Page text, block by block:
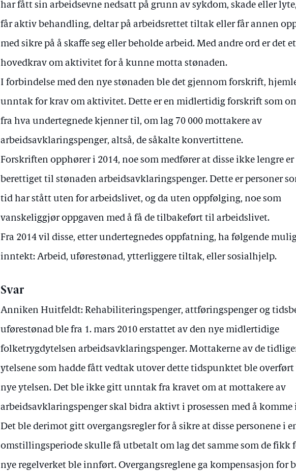
har fått sin arbeidsevne nedsatt på grunn av sykdom, skade eller
får aktiv behandling, deltar på arbeidsrettet tiltak eller får annen
med sikre på å skaffe seg eller beholde arbeid. Med andre ord er det et
hovedkrav om aktivitet for å kunne motta stønaden.
I forbindelse med den nye stønaden ble det gjennom forskrift,
unntak for krav om aktivitet. Dette er en midlertidig forskrift som
fra hva undertegnede kjenner til, om lag 70 000 mottakere av
arbeidsavklaringspenger, altså, de såkalte konvertittene.
Forskriften opphører i 2014, noe som medfører at disse ikke lengre er
berettiget til stønaden arbeidsavklaringspenger. Dette er personer
tid har stått uten for arbeidslivet, og da uten oppfølging, noe som
vanskeliggjør oppgaven med å få de tilbakeført til arbeidslivet.
Fra 2014 vil disse, etter undertegnedes oppfatning, ha følgende
inntekt: Arbeid, uførestønad, ytterliggere tiltak, eller sosialhjelp.
Svar
Anniken Huitfeldt: Rehabiliteringspenger, attføringspenger og
uførestønad ble fra 1. mars 2010 erstattet av den nye midlertidige
folketrygdytelsen arbeidsavklaringspenger. Mottakerne av de
ytelsene som hadde fått vedtak utover dette tidspunktet ble
nye ytelsen. Det ble ikke gitt unntak fra kravet om at mottakere av
arbeidsavklaringspenger skal bidra aktivt i prosessen med å komme
Det ble derimot gitt overgangsregler for å sikre at disse personene i
omstillingsperiode skulle få utbetalt om lag det samme som de fikk
nye regelverket ble innført. Overgangsreglene ga kompensasjon for